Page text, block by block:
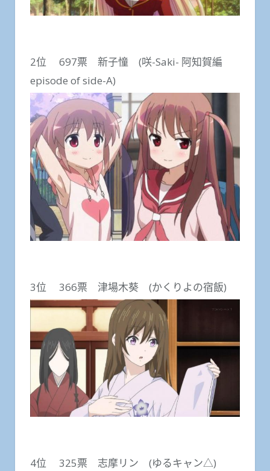
2位 697票 新子憧 (咲-Saki- 阿知賀編
episode of side-A)
3位 366票 津場木葵 (かくりよの宿飯)
4位 325票 志摩リン (ゆるキャン△)